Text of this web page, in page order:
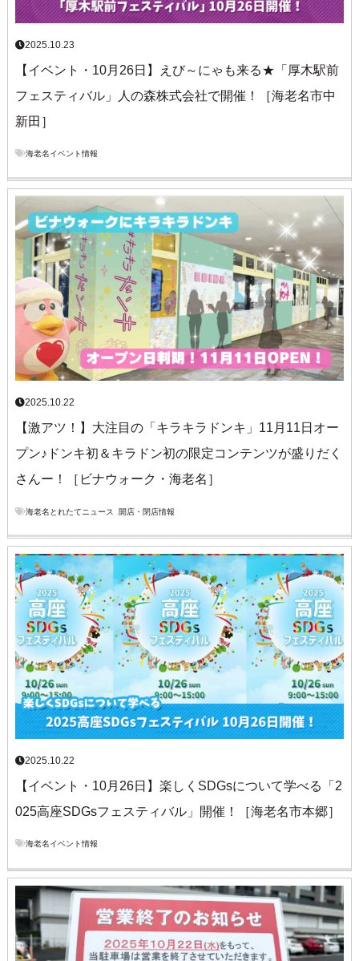
2025.10.23
【イベント・10月26日】えび～にゃも来る★「厚木駅前
フェスティバル」人の森株式会社で開催！［海老名市中
新田］
海老名イベント情報
2025.10.22
【激アツ！】大注目の「キラキラドンキ」11月11日オー
プン♪ドンキ初＆キラドン初の限定コンテンツが盛りだく
さんー！［ビナウォーク・海老名］
海老名とれたてニュース 開店・閉店情報
2025.10.22
【イベント・10月26日】楽しくSDGsについて学べる「2
025高座SDGsフェスティバル」開催！［海老名市本郷］
海老名イベント情報